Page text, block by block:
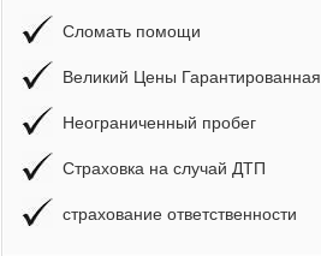
Сломать помощи
Великий Цены Гарантированная
Неограниченный пробег
Страховка на случай ДТП
страхование ответственности